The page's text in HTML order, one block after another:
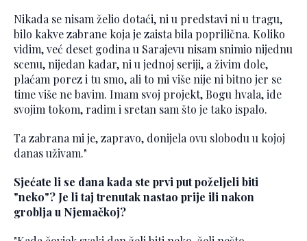
Nikada se nisam želio dotaći, ni u predstavi ni u tragu,
bilo kakve zabrane koja je zaista bila poprilična. Koliko
vidim, već deset godina u Sarajevu nisam snimio nijednu
scenu, nijedan kadar, ni u jednoj seriji, a živim dole,
plaćam porez i tu smo, ali to mi više nije ni bitno jer se
time više ne bavim. Imam svoj projekt, Bogu hvala, ide
svojim tokom, radim i sretan sam što je tako ispalo.
Ta zabrana mi je, zapravo, donijela ovu slobodu u kojoj
danas uživam."
Sjećate li se dana kada ste prvi put poželjeli biti
"neko"? Je li taj trenutak nastao prije ili nakon
groblja u Njemačkoj?